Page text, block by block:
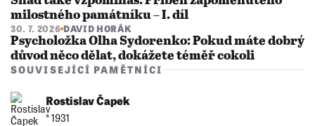
milostného památníku – I. díl
30. 7. 2026 DAVID HORÁK
Psycholožka Olha Sydorenko: Pokud máte dobrý
důvod něco dělat, dokážete téměř cokoli
SOUVISEJÍCÍ PAMĚTNÍCI
Rostislav Čapek
* 1931